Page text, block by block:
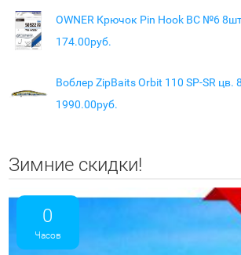
OWNER Крючок Pin Hook BC №6
174.00руб.
Воблер ZipBaits Orbit 110 SP-SR цв.
1990.00руб.
Зимние скидки!
0
Часов